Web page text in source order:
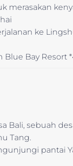
merasakan
ke
Bay Resort
Bali, sebuah
Tang.
pantai